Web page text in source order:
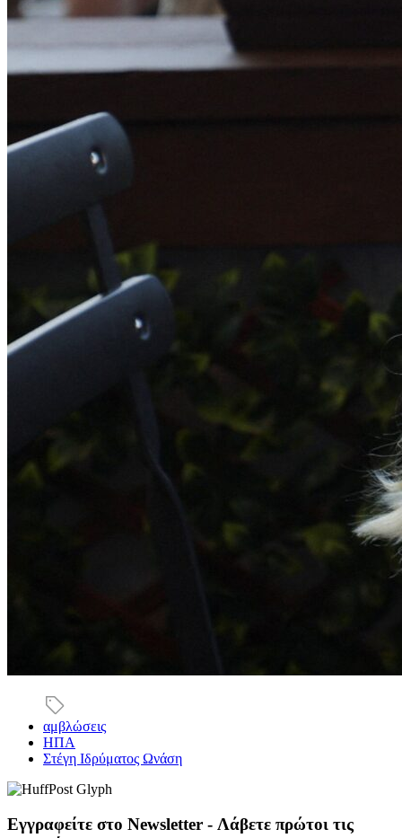
αμβλώσεις
ΗΠΑ
Στέγη Ιδρύματος Ωνάση
Εγγραφείτε στο Newsletter - Λάβετε πρώτοι τις